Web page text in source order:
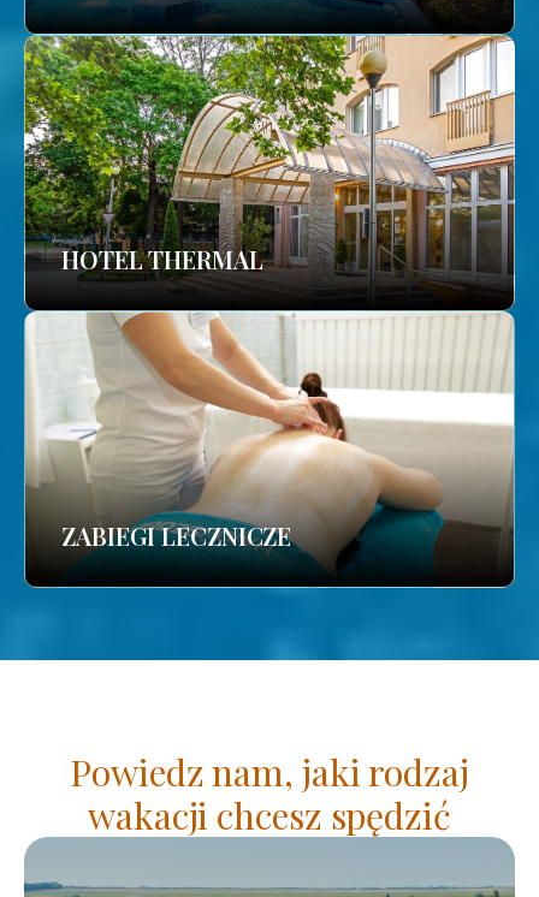
HOTEL THERMAL
ZABIEGI LECZNICZE
Powiedz nam, jaki rodzaj
wakacji chcesz spędzić